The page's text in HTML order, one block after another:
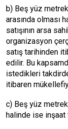
b) Beş yüz
arasında olması
satışının arsa
organizasyon
satış tarihinden
edilir. Bu
istedikleri
itibaren
c) Beş yüz
halinde ise